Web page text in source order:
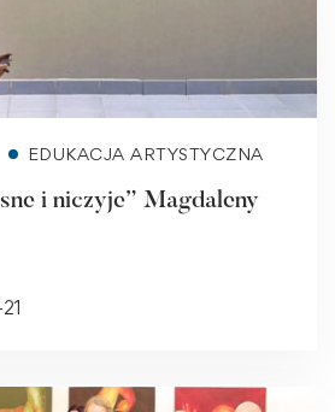
EDUKACJA ARTYSTYCZNA
i niczyje” Magdaleny